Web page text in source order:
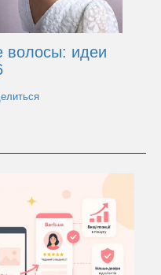
волосы: идеи